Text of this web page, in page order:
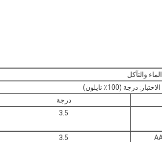
والتآكل
درجة (100٪ نايلون)
درجة
3.5
3.5